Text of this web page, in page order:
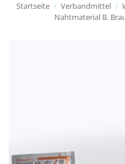
Startseite / Verbandmittel /
Nahtmaterial B.